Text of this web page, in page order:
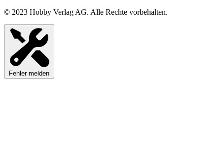
© 2023 Hobby Verlag AG. Alle Rechte vorbehalten.
Fehler melden